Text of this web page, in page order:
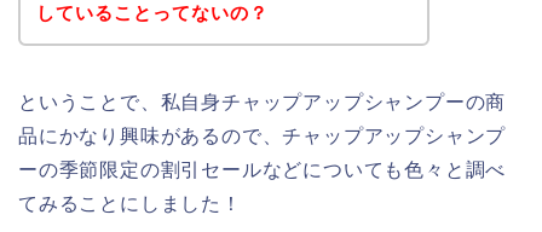
していることってないの？
ということで、私自身チャップアップシャンプーの商
品にかなり興味があるので、チャップアップシャンプ
ーの季節限定の割引セールなどについても色々と調べ
てみることにしました！